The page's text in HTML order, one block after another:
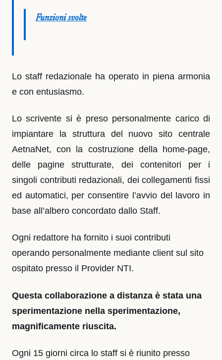
Funzioni svolte
Lo staff redazionale ha operato in piena armonia
e con entusiasmo.
Lo scrivente si è preso personalmente carico di
impiantare la struttura del nuovo sito centrale
AetnaNet, con la costruzione della home-page,
delle pagine strutturate, dei contenitori per i
singoli contributi redazionali, dei collegamenti fissi
ed automatici, per consentire l’avvio del lavoro in
base all’albero concordato dallo Staff.
Ogni redattore ha fornito i suoi contributi
operando personalmente mediante client sul sito
ospitato presso il Provider NTI.
Questa collaborazione a distanza è stata una
sperimentazione nella sperimentazione,
magnificamente riuscita.
Ogni 15 giorni circa lo staff si è riunito presso